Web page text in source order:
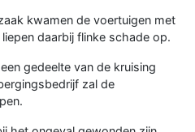
kwamen de voertuigen met
daarbij flinke schade op.
gedeelte van de kruising
zal de